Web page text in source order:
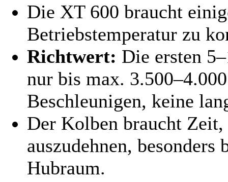
Die XT 600 braucht
Betriebstemperatur zu
Richtwert: Die ersten
nur bis max.
Beschleunigen, keine
Der Kolben braucht
auszudehnen,
Hubraum.